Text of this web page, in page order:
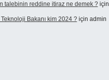
talebinin reddine itiraz ne demek ?için
Bakanı kim 2024 ?için admin